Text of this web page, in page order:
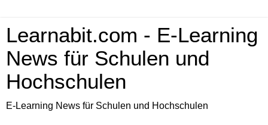
Learnabit.com - E-Learning
News für Schulen und
Hochschulen
E-Learning News für Schulen und Hochschulen